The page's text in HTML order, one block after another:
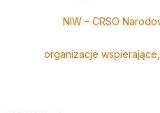
NIW – CRSO
organizacje